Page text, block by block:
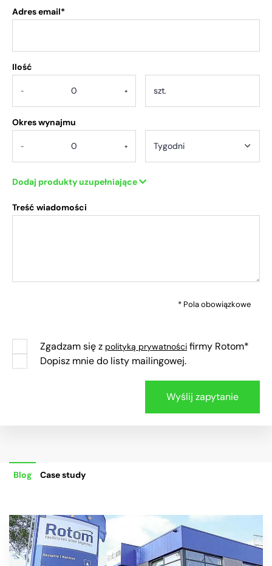
Adres email*
Ilość
- +
Okres wynajmu
- +
Dodaj produkty uzupełniające
Treść wiadomości
* Pola obowiązkowe
Zgadzam się z polityką prywatności firmy Rotom*
Dopisz mnie do listy mailingowej.
Blog Case study